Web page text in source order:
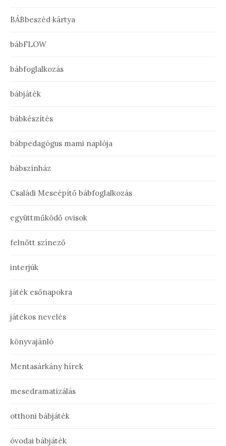
BÁBbeszéd kártya
bábFLOW
bábfoglalkozás
bábjáték
bábkészítés
bábpedagógus mami naplója
bábszínház
Családi Meseépítő bábfoglalkozás
együttműködő ovisok
felnőtt színező
interjúk
játék esőnapokra
játékos nevelés
könyvajánló
Mentasárkány hírek
mesedramatizálás
otthoni bábjáték
óvodai bábjáték